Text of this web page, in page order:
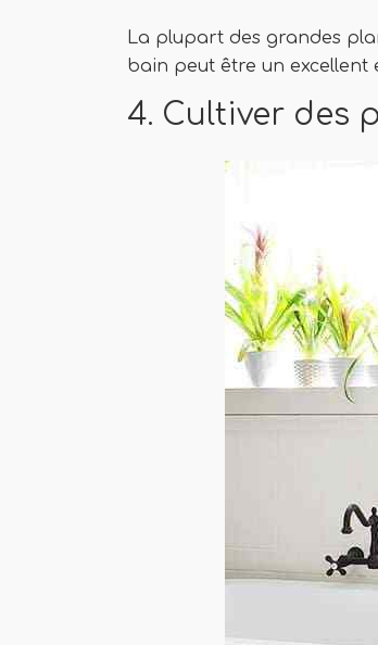
La plupart des grandes
bain peut être un excellent
4. Cultiver des